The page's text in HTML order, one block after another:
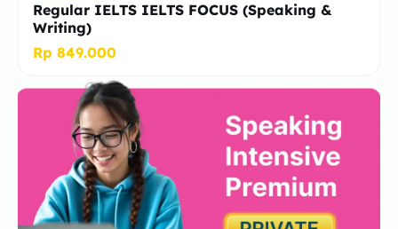
Regular IELTS IELTS FOCUS (Speaking &
Writing)
Rp 849.000